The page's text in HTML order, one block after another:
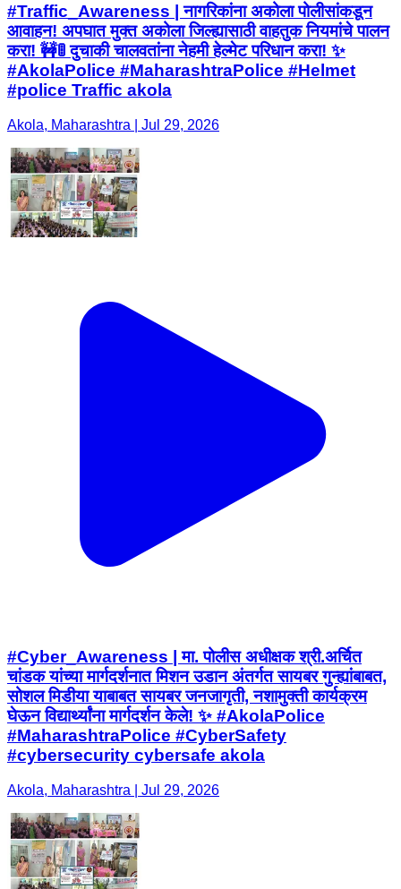
#Traffic_Awareness | नागरिकांना अकोला पोलीसांकडून
आवाहन! अपघात मुक्त अकोला जिल्ह्यासाठी वाहतुक नियमांचे पालन
करा! 🚧🚦 दुचाकी चालवतांना नेहमी हेल्मेट परिधान करा! ✨
#AkolaPolice #MaharashtraPolice #Helmet
#police Traffic akola
Akola, Maharashtra | Jul 29, 2026
#Cyber_Awareness | मा. पोलीस अधीक्षक श्री.अर्चित
चांडक यांच्या मार्गदर्शनात मिशन उडान अंतर्गत सायबर गुन्ह्यांबाबत,
सोशल मिडीया याबाबत सायबर जनजागृती, नशामुक्ती कार्यक्रम
घेऊन विद्यार्थ्यांना मार्गदर्शन केले! ✨ #AkolaPolice
#MaharashtraPolice #CyberSafety
#cybersecurity cybersafe akola
Akola, Maharashtra | Jul 29, 2026